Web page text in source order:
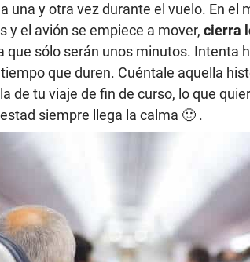
una y otra vez durante el vuelo. En el
y el avión se empiece a mover, cierra
que sólo serán unos minutos. Intenta
que duren. Cuéntale aquella
de tu viaje de fin de curso, lo que
siempre llega la calma 🙂 .